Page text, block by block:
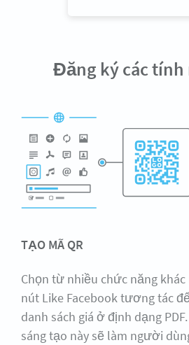
Đăng ký các tính
TẠO MÃ QR
Chọn từ nhiều chức năng
nút Like Facebook tương tác
danh sách giá ở định dạng
sáng tạo này sẽ làm người